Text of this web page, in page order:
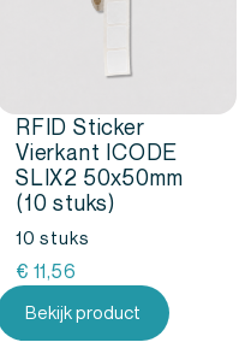
RFID Sticker
Vierkant ICODE
SLIX2 50x50mm
(10 stuks)
10 stuks
€ 11,56
Bekijk product